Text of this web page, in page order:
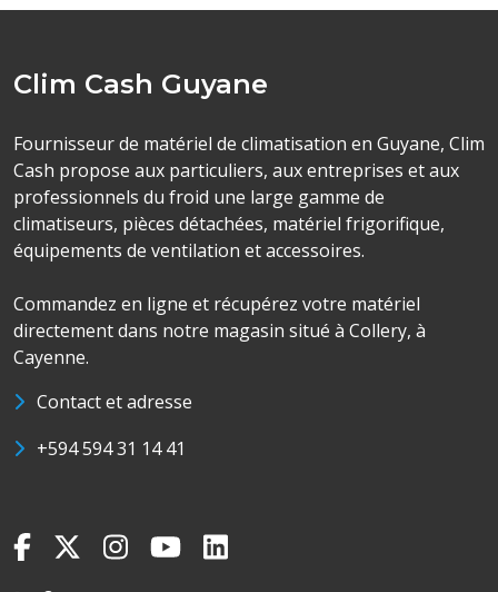
Clim Cash Guyane
Fournisseur de matériel de climatisation en Guyane, Clim
Cash propose aux particuliers, aux entreprises et aux
professionnels du froid une large gamme de
climatiseurs, pièces détachées, matériel frigorifique,
équipements de ventilation et accessoires.
Commandez en ligne et récupérez votre matériel
directement dans notre magasin situé à Collery, à
Cayenne.
Contact et adresse
+594 594 31 14 41